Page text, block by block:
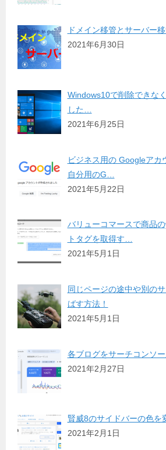
ドメイン移管とサーバー
2021年6月30日
Windows10で削除できな
した…
2021年6月25日
ビジネス用の Googleアカ
自分用のG…
2021年5月22日
バリューコマースで商品
トタグを取得す…
2021年5月1日
同じページの途中や別の
ばす方法！
2021年5月1日
各ブログをサーチコンソ
2021年2月27日
賢威8のサイドバーの色を
2021年2月1日